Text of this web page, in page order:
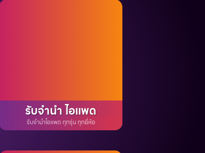
รับจำนำ ไอแพด
รับจำนำไอแพด ทุกรุ่น ทุกยี่ห้อ